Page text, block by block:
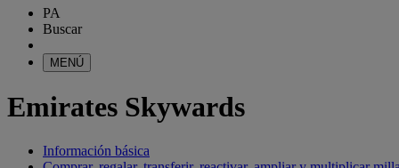
PA
Buscar
MENÚ
Emirates Skywards
Información básica